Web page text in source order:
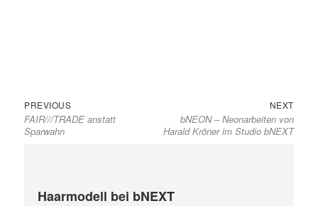
Beitragsnavigation
PREVIOUSPrevious
post:
FAIR///TRADE anstatt
Sparwahn
NEXTNext
post:
bNEON – Neonarbeiten von
Harald Kröner im Studio bNEXT
Haarmodell bei bNEXT